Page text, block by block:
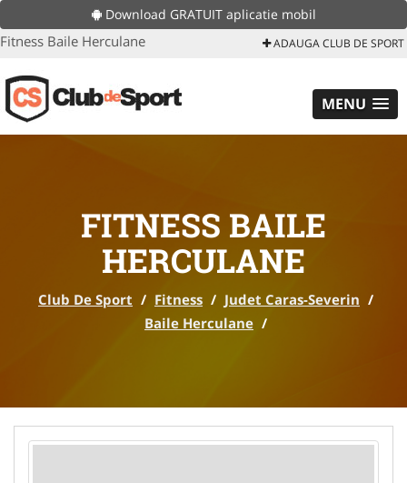
Download GRATUIT aplicatie mobil
Fitness Baile Herculane ADAUGA CLUB DE SPORT
MENU
FITNESS BAILE
HERCULANE
Club De Sport / Fitness / Judet Caras-Severin /
Baile Herculane /